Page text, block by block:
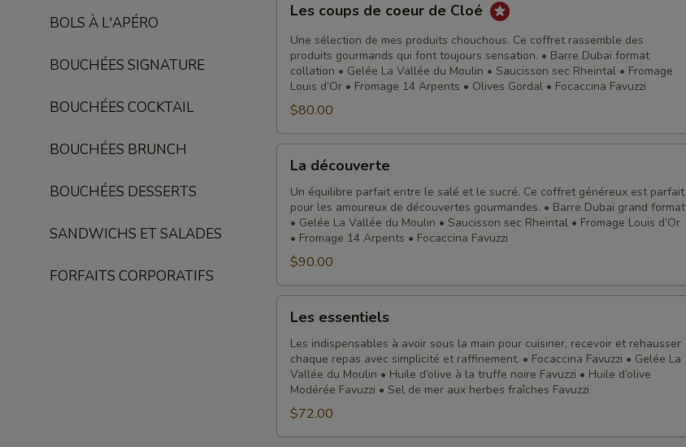
BOLS À L'APÉRO
BOUCHÉES SIGNATURE
BOUCHÉES COCKTAIL
BOUCHÉES BRUNCH
BOUCHÉES DESSERTS
SANDWICHS ET SALADES
FORFAITS CORPORATIFS
coups
coeur
Cloé
Les coups de coeur de Cloé
Une sélection de mes produits chouchous. Ce coffret rassemble des
produits gourmands qui font toujours sensation. • Barre Dubaï format
collation • Gelée La Vallée du Moulin • Saucisson sec Rheintal • Fromage
Louis d’Or • Fromage 14 Arpents • Olives Gordal • Focaccina Favuzzi
$80.00
découverte
La découverte
Un équilibre parfait entre le salé et le sucré. Ce coffret généreux est parfait
pour les amoureux de découvertes gourmandes. • Barre Dubaï grand format
• Gelée La Vallée du Moulin • Saucisson sec Rheintal • Fromage Louis d’Or
• Fromage 14 Arpents • Focaccina Favuzzi
$90.00
essentiels
Les essentiels
Les indispensables à avoir sous la main pour cuisiner, recevoir et rehausser
chaque repas avec simplicité et raffinement. • Focaccina Favuzzi • Gelée La
Vallée du Moulin • Huile d’olive à la truffe noire Favuzzi • Huile d’olive
Modérée Favuzzi • Sel de mer aux herbes fraîches Favuzzi
$72.00